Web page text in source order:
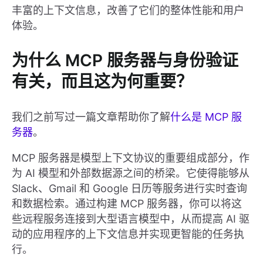
丰富的上下文信息，改善了它们的整体性能和用户
体验。
为什么 MCP 服务器与身份验证
有关，而且这为何重要？
我们之前写过一篇文章帮助你了解什么是 MCP 服
务器。
MCP 服务器是模型上下文协议的重要组成部分，作
为 AI 模型和外部数据源之间的桥梁。它使得能够从
Slack、Gmail 和 Google 日历等服务进行实时查询
和数据检索。通过构建 MCP 服务器，你可以将这
些远程服务连接到大型语言模型中，从而提高 AI 驱
动的应用程序的上下文信息并实现更智能的任务执
行。